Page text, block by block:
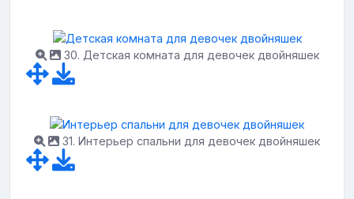
30. Детская комната для девочек двойняшек
31. Интерьер спальни для девочек двойняшек